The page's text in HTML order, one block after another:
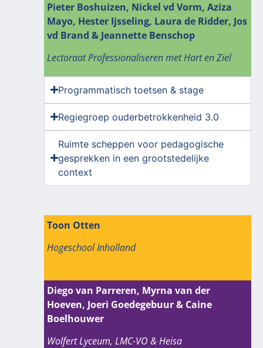
Pieter Boshuizen, Nickel vd Vorm, Aziza
Mayo, Hester Ijsseling, Laura de Ridder, Jos
vd Brand & Jeannette Benschop
Lectoraat Professionaliseren met Hart en Ziel
Programmatisch toetsen & stage
Regiegroep ouderbetrokkenheid 3.0
Ruimte scheppen voor pedagogische
gesprekken in een grootstedelijke
context
Toon Otten
Hogeschool Inholland
Diego van Parreren, Myrna van der
Hoeven, Joeri Goedegebuur & Caine
Boelhouwer
Wolfert Lyceum, LMC-VO & Heisa